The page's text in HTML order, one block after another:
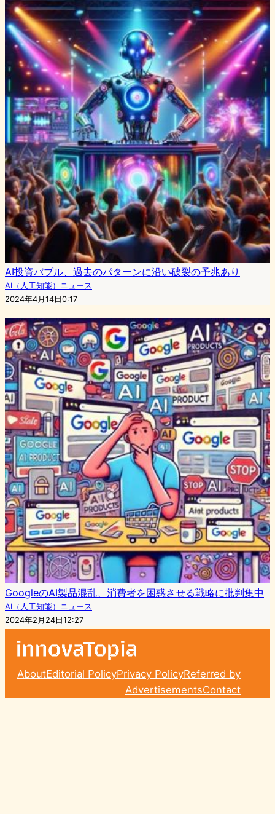
AI投資バブル、過去のパターンに沿い破裂の予兆あり
AI（人工知能）ニュース
2024年4月14日0:17
GoogleのAI製品混乱、消費者を困惑させる戦略に批判集中
AI（人工知能）ニュース
2024年2月24日12:27
AboutEditorial PolicyPrivacy PolicyReferred by
AdvertisementsContact